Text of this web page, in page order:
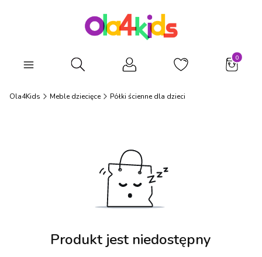
Otwórz wyszukiwarkę
Ola4Kids Meble dziecięce Półki ścienne dla dzieci
Produkt jest niedostępny